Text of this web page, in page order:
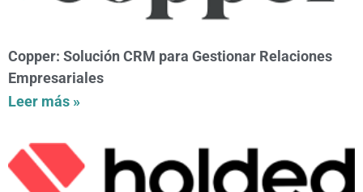
Copper: Solución CRM para Gestionar Relaciones
Empresariales
Leer más »